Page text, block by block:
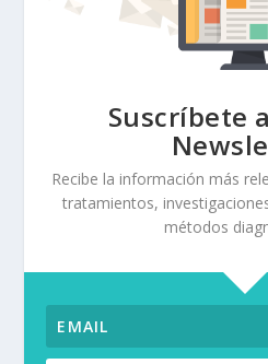
Suscríbete
Recibe la información más
tratamientos,
métodos